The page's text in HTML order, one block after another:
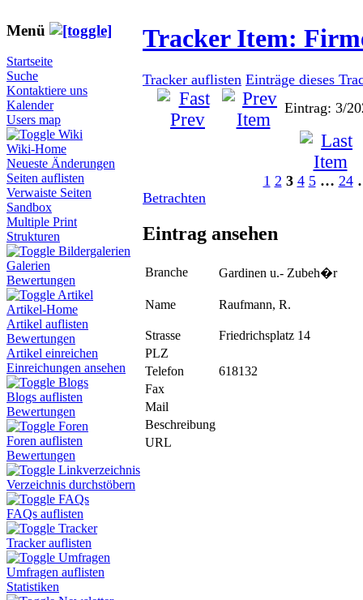
Menü
Startseite
Suche
Kontaktiere uns
Kalender
Users map
Wiki
Wiki-Home
Neueste Änderungen
Seiten auflisten
Verwaiste Seiten
Sandbox
Multiple Print
Strukturen
Bildergalerien
Galerien
Bewertungen
Artikel
Artikel-Home
Artikel auflisten
Bewertungen
Artikel einreichen
Einreichungen ansehen
Blogs
Blogs auflisten
Bewertungen
Foren
Foren auflisten
Bewertungen
Linkverzeichnis
Verzeichnis durchstöbern
FAQs
FAQs auflisten
Tracker
Tracker auflisten
Umfragen
Umfragen auflisten
Statistiken
Tracker Item:
Tracker auflisten Einträge dieses
Eintrag: 3/
1 2 3 4 5 … 24
Betrachten
Eintrag ansehen
Branche Gardinen u.- Zubeh�r
Name Raufmann, R.
Strasse
Friedrichsplatz 14
PLZ
Telefon
618132
Fax
Mail
Beschreibung
URL